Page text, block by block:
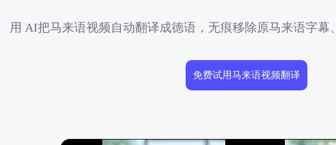
用 AI把马来语视频自动翻译成德语，无痕移除原马来语字幕
免费试用马来语视频翻译